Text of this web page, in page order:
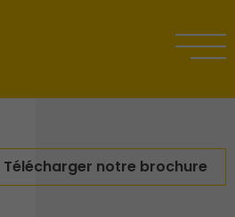
Télécharger notre brochure